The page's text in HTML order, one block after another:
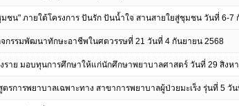
ชน" ภายใต้โครงการ ปันรัก ปันน้ำใจ สานสายใยสู่ชุมชน วันที่ 6-7
กรรมพัฒนาทักษะอาชีพในศตวรรษที่ 21 วันที่ 4 กันยายน 2568
ราย มอบทุนการศึกษาให้แก่นักศึกษาพยาบาลศาสตร์ วันที่ 29 สิงห
รการพยาบาลเฉพาะทาง สาขาการพยาบาลผู้ป่วยมะเร็ง รุ่นที่ 5 วั